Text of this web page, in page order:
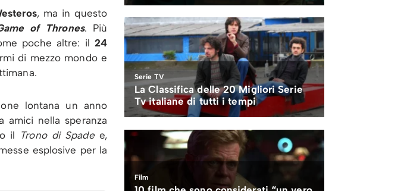
, ma in questo
of Thrones. Più
poche altre: il 24
di mezzo mondo e
lontana un anno
amici nella speranza
il Trono di Spadee,
esplosive per la